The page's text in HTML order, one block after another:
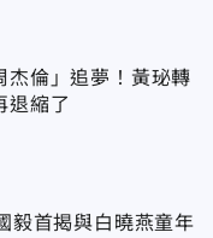
杰倫」追夢！黃珌轉
退縮了
毅首揭與白曉燕童年